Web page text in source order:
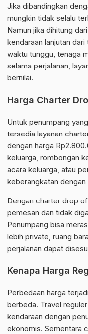
Jika dibandingkan
mungkin tidak selalu
Namun jika dihitung
kendaraan lanjutan
waktu tunggu, tenaga
selama perjalanan,
bernilai.
Harga Charter
Untuk penumpang
tersedia layanan
dengan harga
keluarga, rombongan
acara keluarga, atau
keberangkatan dengan
Dengan charter drop
pemesan dan tidak
Penumpang bisa
lebih private, ruang
perjalanan dapat
Kenapa Harga
Perbedaan harga
berbeda. Travel
kendaraan dengan
ekonomis. Sementara